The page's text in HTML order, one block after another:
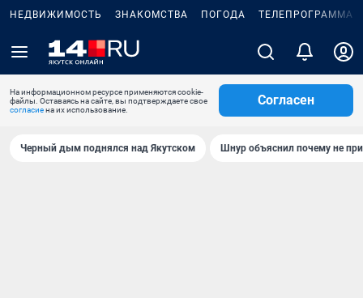
НЕДВИЖИМОСТЬ ЗНАКОМСТВА ПОГОДА ТЕЛЕПРОГРАММА
На информационном ресурсе применяются cookie-
файлы. Оставаясь на сайте, вы подтверждаете свое
согласиена их использование.
Согласен
Черный дым поднялся над Якутском Шнур объяснил почему не